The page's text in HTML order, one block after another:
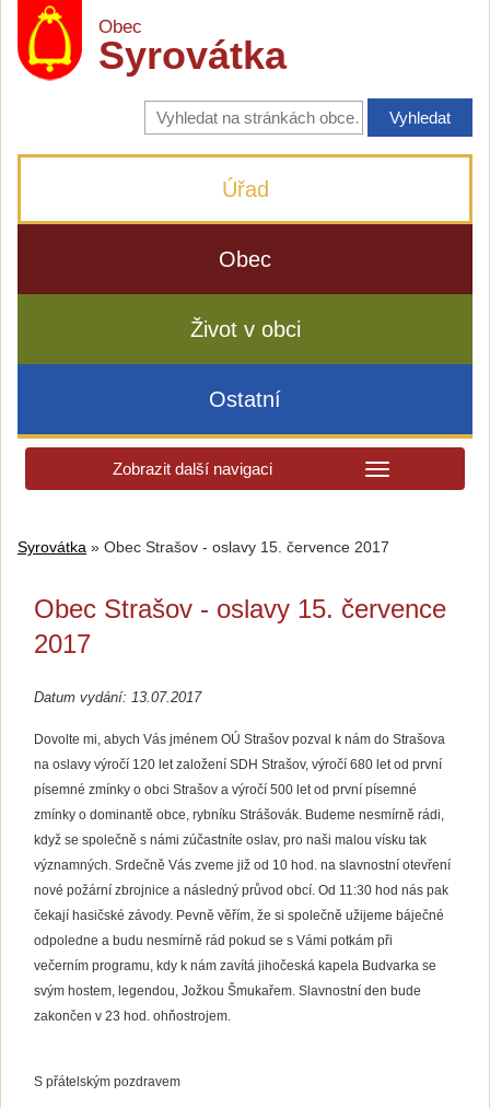
Obec
Syrovátka
Vyhledávání
na
stránkách
Úřad
Obec
Život v obci
Ostatní
Zobrazit další navigaci
Syrovátka » Obec Strašov - oslavy 15. července 2017
Obec Strašov - oslavy 15. července
2017
Datum vydání: 13.07.2017
Dovolte mi, abych Vás jménem OÚ Strašov pozval k nám do Strašova
na oslavy výročí 120 let založení SDH Strašov, výročí 680 let od první
písemné zmínky o obci Strašov a výročí 500 let od první písemné
zmínky o dominantě obce, rybníku Strášovák. Budeme nesmírně rádi,
když se společně s námi zúčastníte oslav, pro naši malou vísku tak
významných. Srdečně Vás zveme již od 10 hod. na slavnostní otevření
nové požární zbrojnice a následný průvod obcí. Od 11:30 hod nás pak
čekají hasičské závody. Pevně věřím, že si společně užijeme báječné
odpoledne a budu nesmírně rád pokud se s Vámi potkám při
večerním programu, kdy k nám zavítá jihočeská kapela Budvarka se
svým hostem, legendou, Jožkou Šmukařem. Slavnostní den bude
zakončen v 23 hod. ohňostrojem.
S přátelským pozdravem